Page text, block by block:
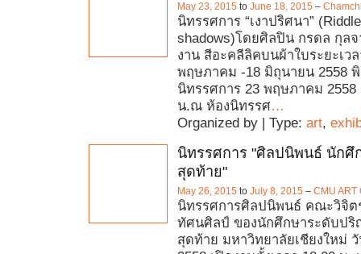
May 23, 2015 to June 18, 2015 –
นิทรรศการ “เงาปริศนา” (Riddle
shadows)โดยศิลปิน กรดล กุล
งาน สีอะคลีลิคบนผ้าใบระยะเว
พฤษภาคม -18 มิถุนายน 2558
นิทรรศการ 23 พฤษภาคม 2558
น.ณ ห้องนิทรรศ…
Organized by | Type: art,
นิทรรศการ "ศิลปนิพนธ์ นักศึ
สุดท้าย"
May 26, 2015 to July 8, 2015 – CMU ART
นิทรรศการศิลปนิพนธ์ คณะวิจิต
ทัศนศิลป์ ของนักศึกษาระดับป
สุดท้าย มหาวิทยาลัยเชียงใหม่